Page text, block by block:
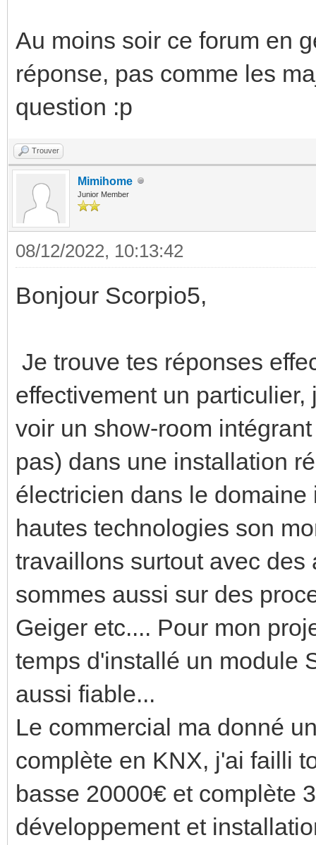
Au moins soir ce forum en
réponse, pas comme les
question :p
Trouver
Mimihome
Junior Member
08/12/2022, 10:13:42
Bonjour Scorpio5,
Je trouve tes réponses
effectivement un
voir un show-room
pas) dans une installation
électricien dans le
hautes technologies son
travaillons surtout avec
sommes aussi sur des
Geiger etc.... Pour mon
temps d'installé un module
aussi fiable...
Le commercial ma donné
complète en KNX, j'ai failli
basse 20000€ et complète
développement et